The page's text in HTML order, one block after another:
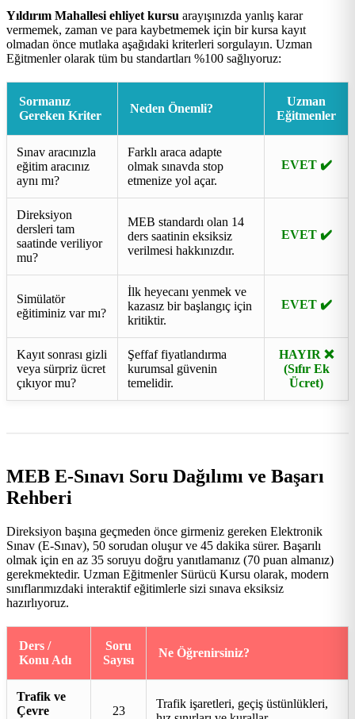
Yıldırım Mahallesi ehliyet kursu arayışınızda yanlış karar
vermemek, zaman ve para kaybetmemek için bir kursa kayıt
olmadan önce mutlaka aşağıdaki kriterleri sorgulayın. Uzman
Eğitmenler olarak tüm bu standartları %100 sağlıyoruz:
Sormanız
Gereken Kriter
Neden Önemli?
Uzman
Eğitmenler
Sınav aracınızla
eğitim aracınız
aynı mı?
Farklı araca adapte
olmak sınavda stop
etmenize yol açar.
EVET ✔️
Direksiyon
dersleri tam
saatinde veriliyor
mu?
MEB standardı olan 14
ders saatinin eksiksiz
verilmesi hakkınızdır.
EVET ✔️
Simülatör
eğitiminiz var mı?
İlk heyecanı yenmek ve
kazasız bir başlangıç için
kritiktir.
EVET ✔️
Kayıt sonrası gizli
veya sürpriz ücret
çıkıyor mu?
Şeffaf fiyatlandırma
kurumsal güvenin
temelidir.
HAYIR ❌
(Sıfır Ek
Ücret)
MEB E-Sınavı Soru Dağılımı ve Başarı
Rehberi
Direksiyon başına geçmeden önce girmeniz gereken Elektronik
Sınav (E-Sınav), 50 sorudan oluşur ve 45 dakika sürer. Başarılı
olmak için en az 35 soruyu doğru yanıtlamanız (70 puan almanız)
gerekmektedir. Uzman Eğitmenler Sürücü Kursu olarak, modern
sınıflarımızdaki interaktif eğitimlerle sizi sınava eksiksiz
hazırlıyoruz.
Ders /
Konu Adı
Soru
Sayısı
Ne Öğrenirsiniz?
Trafik ve
Çevre
23
Trafik işaretleri, geçiş üstünlükleri,